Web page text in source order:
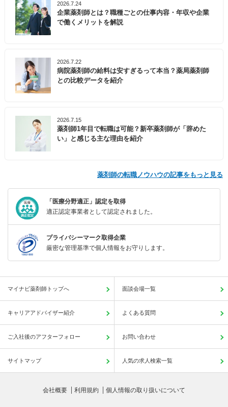
2026.7.24
企業薬剤師とは？職種ごとの仕事内容・年収や企業
で働くメリットを解説
2026.7.22
病院薬剤師の給料は安すぎるって本当？薬局薬剤師
との比較データを紹介
2026.7.15
薬剤師1年目で転職は可能？新卒薬剤師が「辞めた
い」と感じる主な理由を紹介
薬剤師の転職ノウハウの記事をもっと見る
「医療分野適正」認定を取得
適正認定事業者として認定されました。
プライバシーマーク取得企業
厳密な管理基準で個人情報をお守りします。
マイナビ薬剤師トップへ 面談会場一覧
キャリアアドバイザー紹介 よくある質問
ご入社後のアフターフォロー お問い合わせ
サイトマップ 人気の求人検索一覧
会社概要 利用規約 個人情報の取り扱いについて